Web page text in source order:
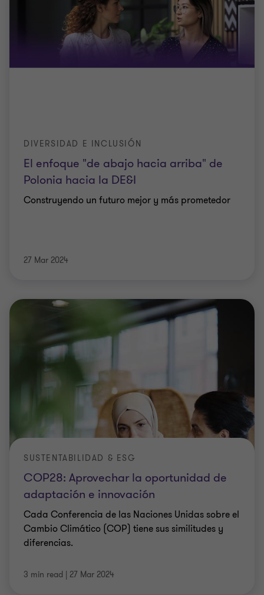
El enfoque "de abajo hacia arriba" de
Polonia hacia la DE&I
DIVERSIDAD E INCLUSIÓN
Construyendo un futuro mejor y más prometedor
27 Mar 2024
COP28: Aprovechar la oportunidad de
adaptación e innovación
SUSTENTABILIDAD & ESG
Cada Conferencia de las Naciones Unidas sobre el
Cambio Climático (COP) tiene sus similitudes y
diferencias.
3 min read | 27 Mar 2024